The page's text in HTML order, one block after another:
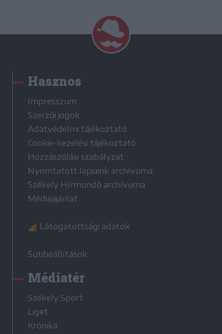
Hasznos
Impresszum
Szerzői jogok
Adatvédelmi tájékoztató
Cookie-kezelési tájékoztató
Hozzászólási szabályzat
Nyomtatott lapjaink archívuma
Székely Hírmondó archívuma
Médiaajánlat
Látogatottsági adatok
Sütibeállítások
Médiatér
Székely Sport
Liget
Krónika